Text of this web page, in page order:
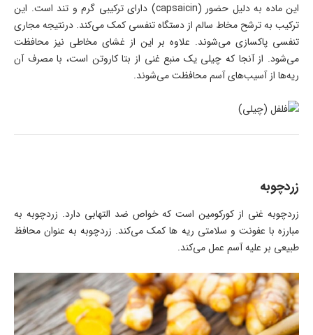
این ماده به دلیل حضور (capsaicin) دارای ترکیبی گرم و تند است. این
ترکیب به ترشح مخاط سالم از دستگاه تنفسی کمک می‌کند. درنتیجه مجاری
تنفسی پاکسازی می‌شوند. علاوه بر این از غشای مخاطی نیز محافظت
می‌شود. از آنجا که چیلی یک منبع غنی از بتا کاروتن است، با مصرف آن
ریه‌ها از آسیب‌های آسم محافظت می‌شوند.
زردچوبه
زردچوبه غنی از کورکومین است که خواص ضد التهابی دارد. زردچوبه به
مبارزه با عفونت و سلامتی ریه ها کمک می‌کند. زردچوبه به عنوان محافظ
طبیعی بر علیه آسم عمل می‌کند.